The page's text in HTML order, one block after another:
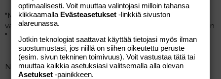
"Myös dopamiini, vasopressiini, ACTH, opioidit ja GABA
vaikuttavat läheisten sosiaalisten suhteiden solmimiseen
"
Noista ehkä kannattaisi aloittaa. Google laulamaan!
optimaalisesti. Voit muuttaa valintojasi milloin tahansa
klikkaamalla Evästeasetukset -linkkiä sivuston
alareunassa.
Jotkin teknologiat saattavat käyttää tietojasi myös ilman
suostumustasi, jos niillä on siihen oikeutettu peruste
(esim. sivun tekninen toimivuus). Voit vastustaa tätä tai
muuttaa kaikkia asetuksiasi valitsemalla alla olevan
Asetukset -painikkeen.